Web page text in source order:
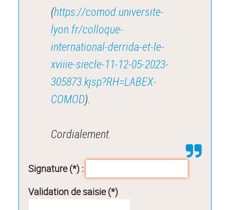
(https://comod.universite-
lyon.fr/colloque-
international-derrida-et-le-
xviiie-siecle-11-12-05-2023-
305873.kjsp?RH=LABEX-
COMOD).
Cordialement.
Signature (*) :
Validation de saisie (*)